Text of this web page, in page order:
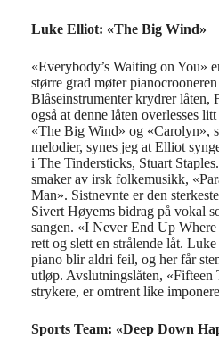
Luke Elliot: «The Big Wind»
«Everybody’s Waiting on You»
større grad møter
Blåseinstrumenter krydrer låten,
også at denne låten overlesses
«The Big Wind» og «Carolyn»,
melodier, synes jeg at Elliot
i The Tindersticks, Stuart
smaker av irsk folkemusikk,
Man». Sistnevnte er den
Sivert Høyems bidrag på vokal
sangen. «I Never End Up
rett og slett en strålende låt.
piano blir aldri feil, og her får
utløp. Avslutningslåten, «Fifteen
strykere, er omtrent like
Sports Team: «Deep Down